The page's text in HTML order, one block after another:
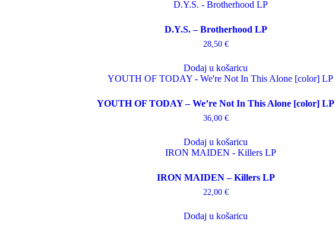
D.Y.S. – Brotherhood LP
28,50 €
Dodaj u košaricu
YOUTH OF TODAY – We’re Not In This Alone [color] LP
36,00 €
Dodaj u košaricu
IRON MAIDEN – Killers LP
22,00 €
Dodaj u košaricu